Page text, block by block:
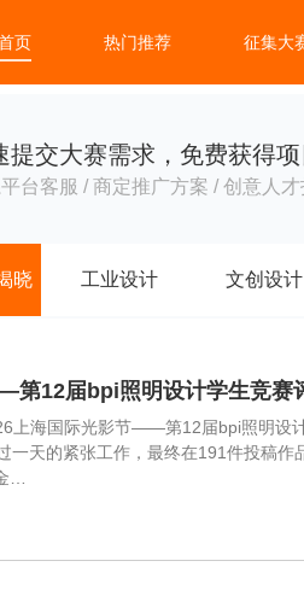
页 热门推荐 征集大
提交大赛需求，免费获得
台客服 / 商定推广方案 / 创意人
晓 工业设计 文创设计
12届bpi照明设计学生竞赛
上海国际光影节——第12届bpi照明设
一天的紧张工作，最终在191件投稿
…